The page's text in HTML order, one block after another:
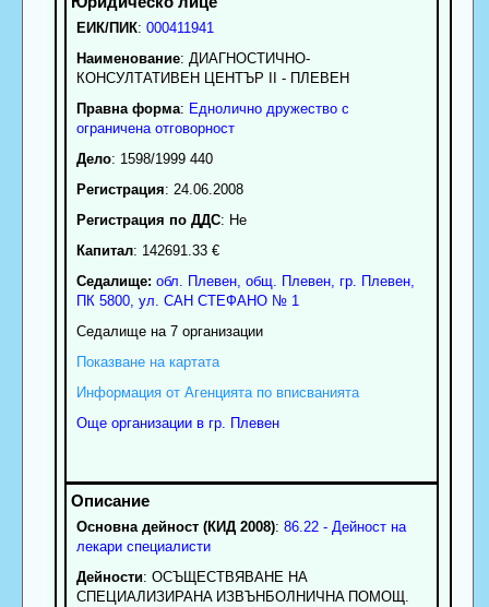
ЕИК/ПИК: 000411941
Наименование: ДИАГНОСТИЧНО-
КОНСУЛТАТИВЕН ЦЕНТЪР II - ПЛЕВЕН
Правна форма: Еднолично дружество с
ограничена отговорност
Дело: 1598/1999 440
Регистрация: 24.06.2008
Регистрация по ДДС: Нe
Капитал: 142691.33 €
Седалище: обл. Плевен, общ. Плевен, гр. Плевен,
ПК 5800, ул. САН СТЕФАНО № 1
Седалище на 7 организации
Показване на картата
Информация от Агенцията по вписванията
Още организации в гр. Плевен
Основна дейност (КИД 2008): 86.22 - Дейност на
лекари специалисти
Дейности: OCЪЩECTBЯBAHE HA
CПEЦИAЛИЗИPAHA ИЗBЪHБOЛHИЧHA ПOMOЩ.